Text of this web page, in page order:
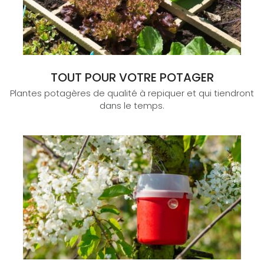
TOUT POUR VOTRE POTAGER
Plantes potagères de qualité à repiquer et qui tiendront
dans le temps.